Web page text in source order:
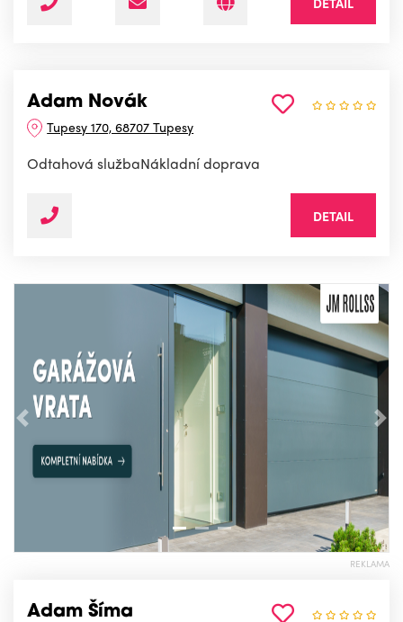
Adam Novák
Tupesy 170, 68707 Tupesy
Odtahová službaNákladní doprava
DETAIL
Předchozí
REKLAMA
Adam Šíma